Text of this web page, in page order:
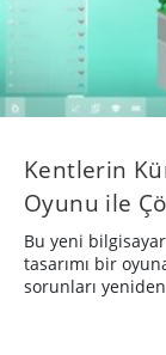
Kentlerin
Oyunu ile
Bu yeni
tasarımı bir
sorunları